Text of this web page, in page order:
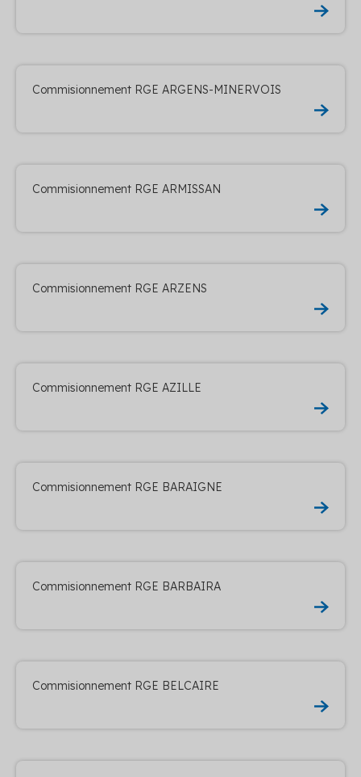
Commisionnement RGE ARGENS-MINERVOIS
Commisionnement RGE ARMISSAN
Commisionnement RGE ARZENS
Commisionnement RGE AZILLE
Commisionnement RGE BARAIGNE
Commisionnement RGE BARBAIRA
Commisionnement RGE BELCAIRE